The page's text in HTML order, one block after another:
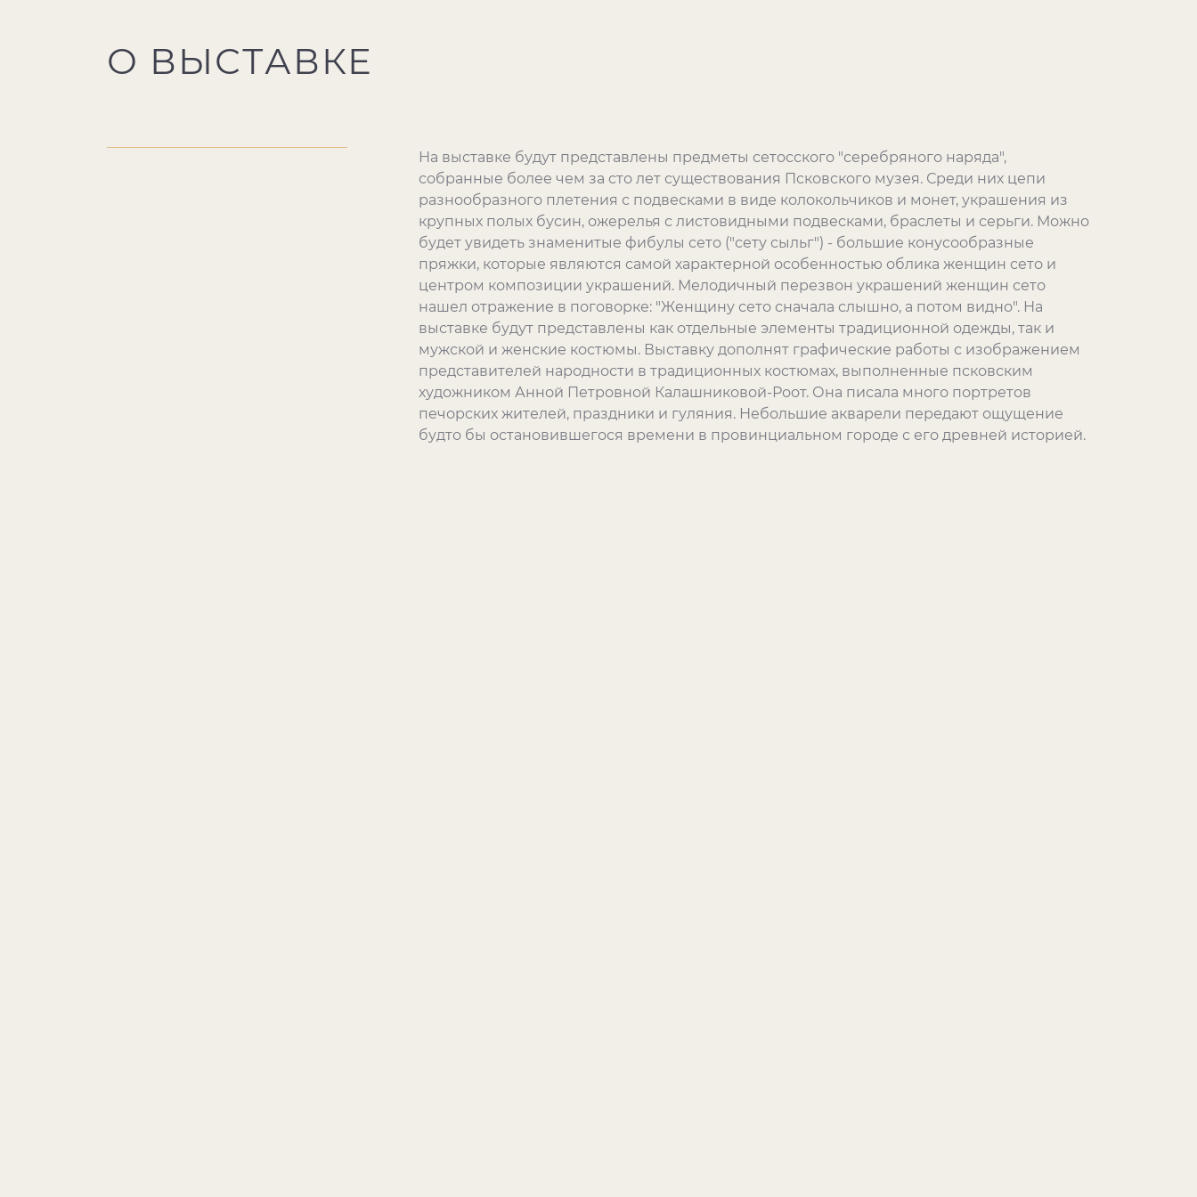
О ВЫСТАВКЕ
На выставке будут представлены предметы сетосского "серебряного наряда",
собранные более чем за сто лет существования Псковского музея. Среди них цепи
разнообразного плетения с подвесками в виде колокольчиков и монет, украшения из
крупных полых бусин, ожерелья с листовидными подвесками, браслеты и серьги. Можно
будет увидеть знаменитые фибулы сето ("сету сыльг") - большие конусообразные
пряжки, которые являются самой характерной особенностью облика женщин сето и
центром композиции украшений. Мелодичный перезвон украшений женщин сето
нашел отражение в поговорке: "Женщину сето сначала слышно, а потом видно". На
выставке будут представлены как отдельные элементы традиционной одежды, так и
мужской и женские костюмы. Выставку дополнят графические работы с изображением
представителей народности в традиционных костюмах, выполненные псковским
художником Анной Петровной Калашниковой-Роот. Она писала много портретов
печорских жителей, праздники и гуляния. Небольшие акварели передают ощущение
будто бы остановившегося времени в провинциальном городе с его древней историей.